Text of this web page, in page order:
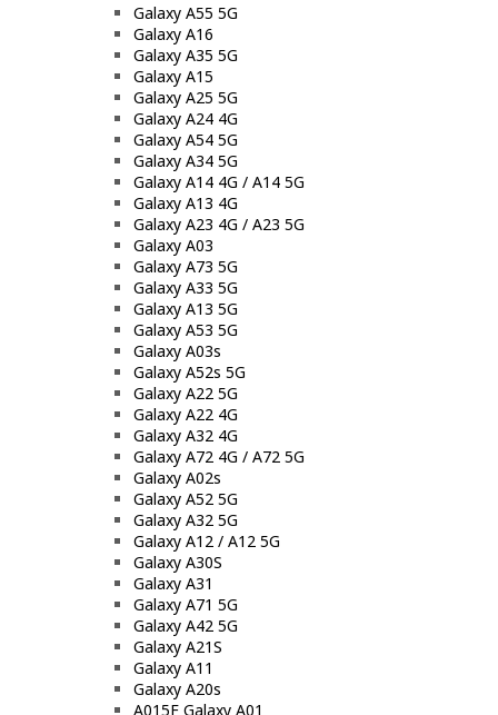
Galaxy A55 5G
Galaxy A16
Galaxy A35 5G
Galaxy A15
Galaxy A25 5G
Galaxy A24 4G
Galaxy A54 5G
Galaxy A34 5G
Galaxy A14 4G / A14 5G
Galaxy A13 4G
Galaxy A23 4G / A23 5G
Galaxy A03
Galaxy A73 5G
Galaxy A33 5G
Galaxy A13 5G
Galaxy A53 5G
Galaxy A03s
Galaxy A52s 5G
Galaxy A22 5G
Galaxy A22 4G
Galaxy A32 4G
Galaxy A72 4G / A72 5G
Galaxy A02s
Galaxy A52 5G
Galaxy A32 5G
Galaxy A12 / A12 5G
Galaxy A30S
Galaxy A31
Galaxy A71 5G
Galaxy A42 5G
Galaxy A21S
Galaxy A11
Galaxy A20s
A015F Galaxy A01